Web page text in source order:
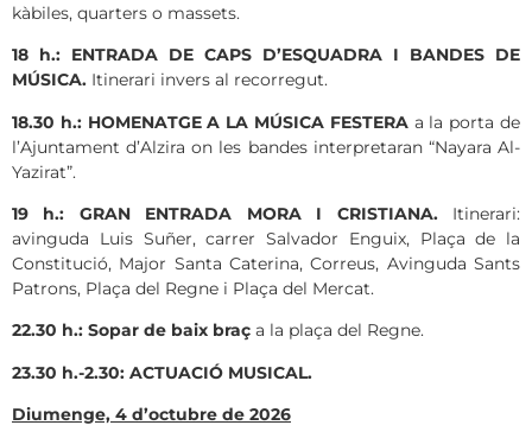
kàbiles, quarters o massets.
18 h.: ENTRADA DE CAPS D’ESQUADRA I BANDES DE
MÚSICA. Itinerari invers al recorregut.
18.30 h.: HOMENATGE A LA MÚSICA FESTERA a la porta de
l’Ajuntament d’Alzira on les bandes interpretaran “Nayara Al-
Yazirat”.
19 h.: GRAN ENTRADA MORA I CRISTIANA. Itinerari:
avinguda Luis Suñer, carrer Salvador Enguix, Plaça de la
Constitució, Major Santa Caterina, Correus, Avinguda Sants
Patrons, Plaça del Regne i Plaça del Mercat.
22.30 h.: Sopar de baix braç a la plaça del Regne.
23.30 h.-2.30: ACTUACIÓ MUSICAL.
Diumenge, 4 d’octubre de 2026